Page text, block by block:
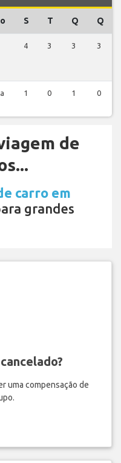
S T Q Q
4 3 3 3
1 0 1 0
de
carro em
grandes
uma compensação de